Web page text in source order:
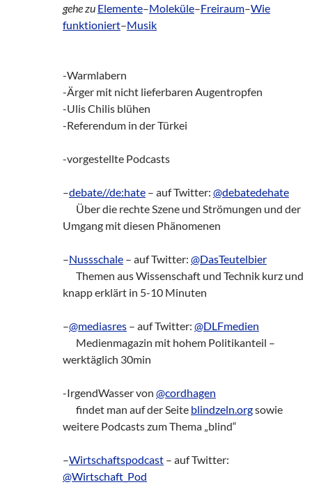
gehe zu Elemente–Moleküle–Freiraum–Wie
funktioniert–Musik
-Warmlabern
-Ärger mit nicht lieferbaren Augentropfen
-Ulis Chilis blühen
-Referendum in der Türkei
-vorgestellte Podcasts
–debate//de:hate – auf Twitter: @debatedehate
Über die rechte Szene und Strömungen und der
Umgang mit diesen Phänomenen
–Nussschale – auf Twitter: @DasTeutelbier
Themen aus Wissenschaft und Technik kurz und
knapp erklärt in 5-10 Minuten
–@mediasres – auf Twitter: @DLFmedien
Medienmagazin mit hohem Politikanteil –
werktäglich 30min
-IrgendWasser von @cordhagen
findet man auf der Seite blindzeln.orgsowie
weitere Podcasts zum Thema „blind“
–Wirtschaftspodcast – auf Twitter:
@Wirtschaft_Pod